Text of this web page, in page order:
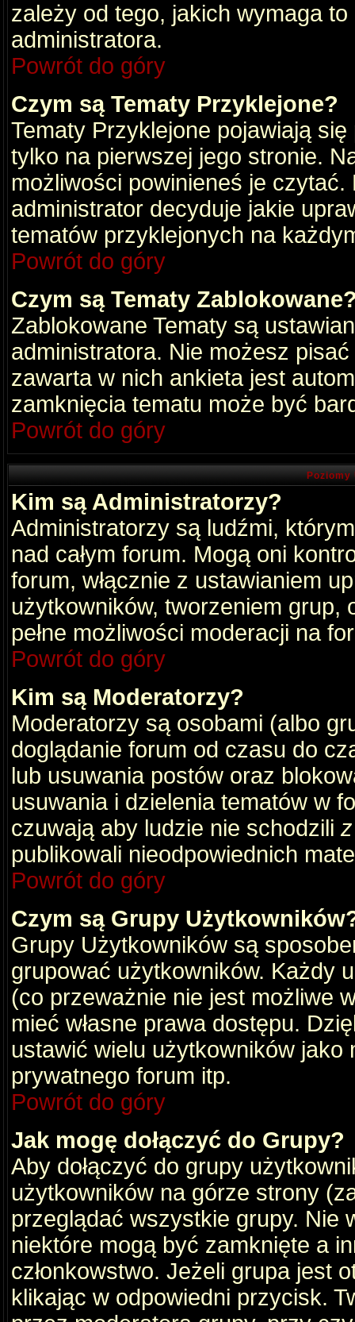
zależy od tego, jakich wymaga
administratora.
Powrót do góry
Czym są Tematy Przyklejone?
Tematy Przyklejone pojawiają
tylko na pierwszej jego stronie.
możliwości powinieneś je czytać.
administrator decyduje jakie
tematów przyklejonych na
Powrót do góry
Czym są Tematy
Zablokowane Tematy są
administratora. Nie możesz
zawarta w nich ankieta jest
zamknięcia tematu może być
Powrót do góry
Kim są Administratorzy?
Administratorzy są ludźmi,
nad całym forum. Mogą oni
forum, włącznie z ustawianiem
użytkowników, tworzeniem grup,
pełne możliwości moderacji na
Powrót do góry
Kim są Moderatorzy?
Moderatorzy są osobami (albo
doglądanie forum od czasu do
lub usuwania postów oraz
usuwania i dzielenia tematów w
czuwają aby ludzie nie schodzili
publikowali nieodpowiednich
Powrót do góry
Czym są Grupy
Grupy Użytkowników są
grupować użytkowników. Każdy
(co przeważnie nie jest możliwe
mieć własne prawa dostępu.
ustawić wielu użytkowników
prywatnego forum itp.
Powrót do góry
Jak mogę dołączyć do Grupy?
Aby dołączyć do grupy
użytkowników na górze strony
przeglądać wszystkie grupy. Nie
niektóre mogą być zamknięte a
członkowstwo. Jeżeli grupa jest
klikając w odpowiedni przycisk.